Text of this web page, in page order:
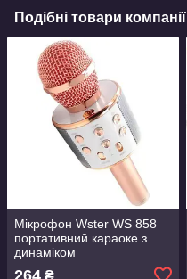
Подібні товари компанії
Мікрофон Wster WS 858
портативний караоке з
динаміком
264 ₴